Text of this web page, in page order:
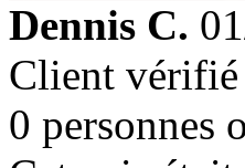
Dennis C.
Client vérifié
0 personnes